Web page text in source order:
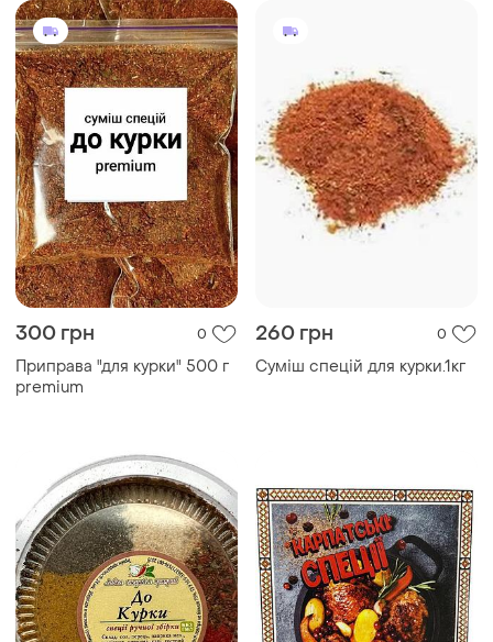
300 грн 0
Приправа "для курки" 500 г
premium
260 грн 0
Суміш спецій для курки.1кг